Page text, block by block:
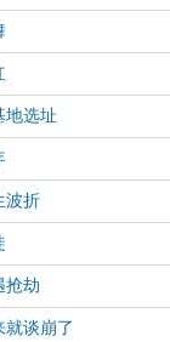
地选址
波折
抢劫
就谈崩了